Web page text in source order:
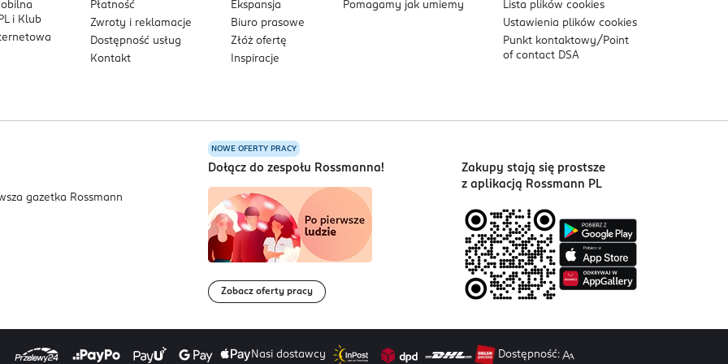
preparatu do oczu natychmiast przepłukać je wodą. Nie stosować do barwienia brwi i rzęs. Stosować rękawice
może pozostawiać plamy na skórze, plastiku, materiałach chłonnych i ręcznikach. Nie wdychaj i nie połykaj
i Klub
Płatność
Zwroty i reklamacje
Dostępność usług
Kontakt
Ekspansja
Biuro prasowe
Złóż ofertę
Inspiracje
Pomagamy jak umiemy
Lista plikówcookies
Ustawienia plikówcookies
Punkt kontaktowy/ Point
of contact DSA
NOWE OFERTY PRACY
Dołącz do zespołu Rossmanna!
Zobacz oferty pracy
Zakupy stają się prostsze
z aplikacją Rossmann PL
Nasi dostawcy Dostępność: